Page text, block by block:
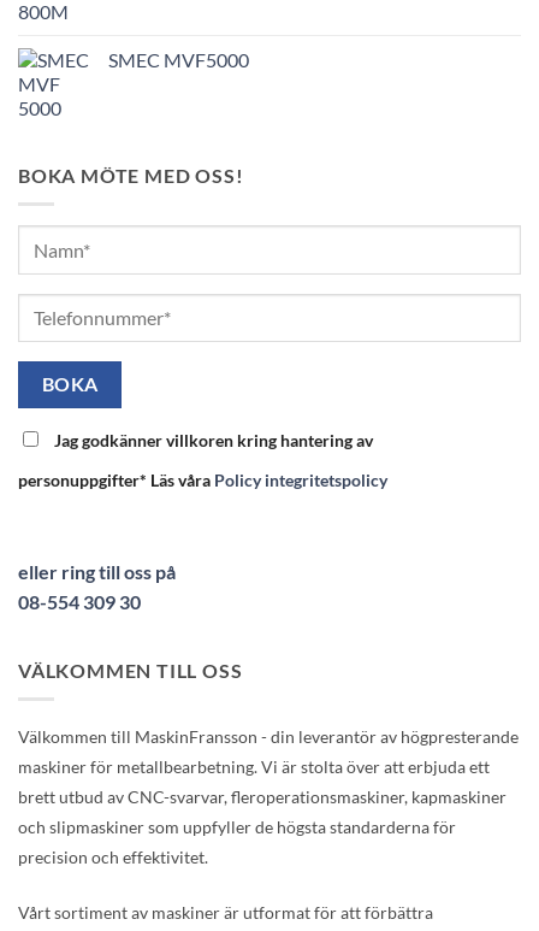
SMEC MVF5000
BOKA MÖTE MED OSS!
Jag godkänner villkoren kring hantering av
personuppgifter* Läs våra Policy integritetspolicy
eller ring till oss på
08-554 309 30
VÄLKOMMEN TILL OSS
Välkommen till MaskinFransson - din leverantör av högpresterande
maskiner för metallbearbetning. Vi är stolta över att erbjuda ett
brett utbud av CNC-svarvar, fleroperationsmaskiner, kapmaskiner
och slipmaskiner som uppfyller de högsta standarderna för
precision och effektivitet.
Vårt sortiment av maskiner är utformat för att förbättra